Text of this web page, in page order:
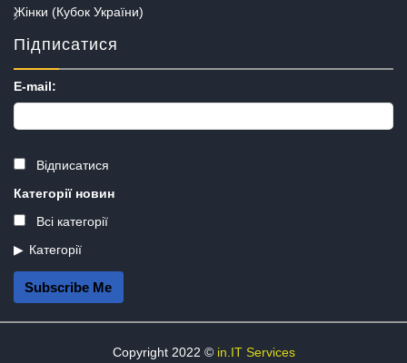
Жінки (Кубок України)
Підписатися
E-mail:
Відписатися
Категорії новин
Всі категорії
Категорії
Subscribe Me
Copyright 2022 © in.IT Services